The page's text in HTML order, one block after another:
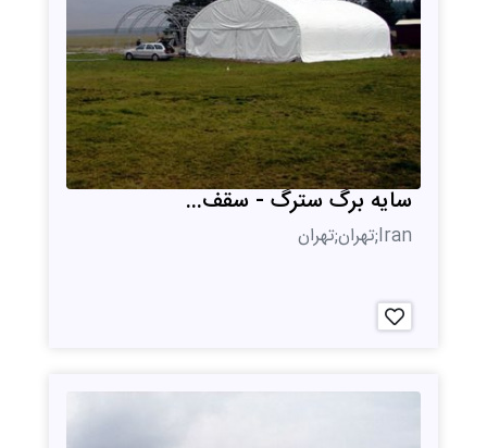
سایه برگ سترگ - سقف...
Iran;تهران;تهران